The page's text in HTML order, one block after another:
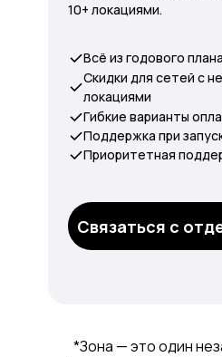
*Зона — это один
10+ локациями.
Связаться с
Всё из годового плана
Скидки для сетей с
локациями
Гибкие варианты
Поддержка при
Приоритетная